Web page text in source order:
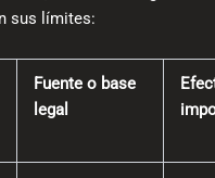
sus límites:
Fuente o base
legal